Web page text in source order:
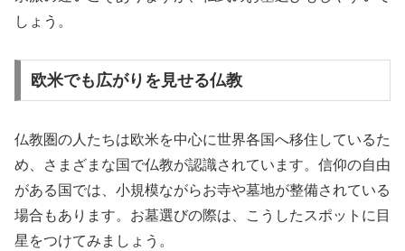
しょう。
欧米でも広がりを見せる仏教
仏教圏の人たちは欧米を中心に世界各国へ移住しているた
め、さまざまな国で仏教が認識されています。信仰の自由
がある国では、小規模ながらお寺や墓地が整備されている
場合もあります。お墓選びの際は、こうしたスポットに目
星をつけてみましょう。